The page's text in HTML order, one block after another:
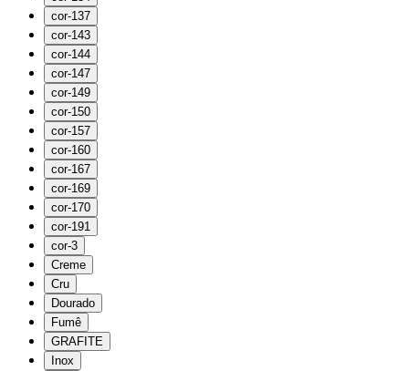
cor-137
cor-143
cor-144
cor-147
cor-149
cor-150
cor-157
cor-160
cor-167
cor-169
cor-170
cor-191
cor-3
Creme
Cru
Dourado
Fumê
GRAFITE
Inox